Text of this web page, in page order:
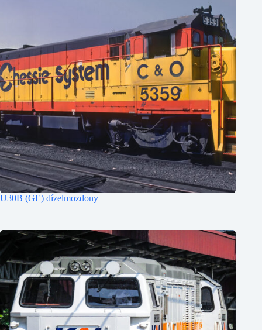
U30B (GE) dízelmozdony